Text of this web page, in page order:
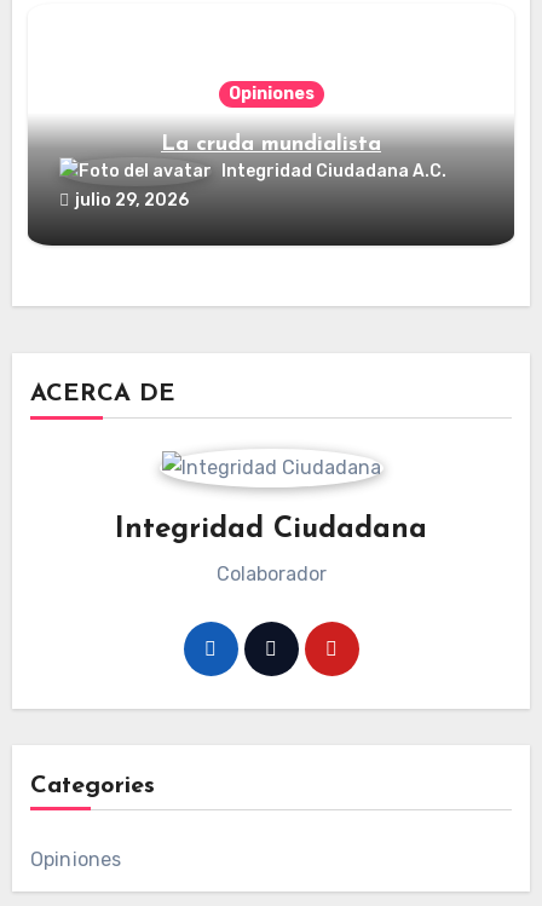
Opiniones
La cruda mundialista
Integridad Ciudadana A.C.
julio 29, 2026
ACERCA DE
Integridad Ciudadana
Colaborador
Categories
Opiniones